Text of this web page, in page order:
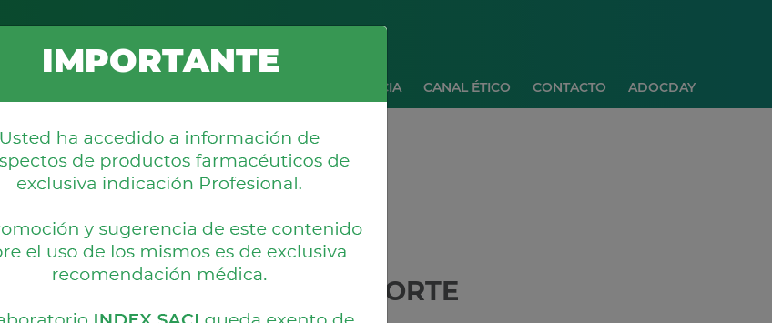
FARMACOVIGILANCIA CANAL ÉTICO CONTACTO ADOCDAY
IMPORTANTE
NÚCLEO CMP FORTE